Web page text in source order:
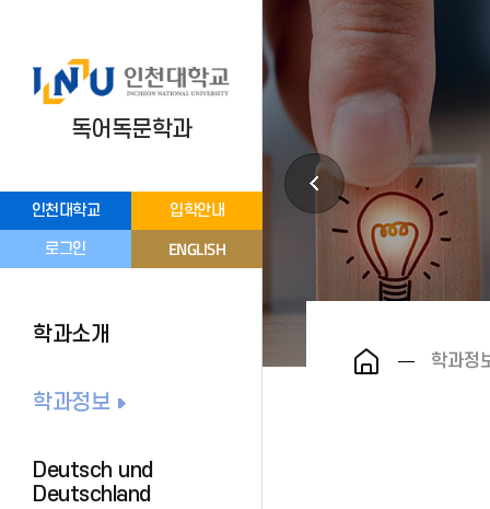
인천대학교 입학안내
로그인 ENGLISH
독어독문학과
학과소개
학과정보
Deutsch und
Deutschland
학과정